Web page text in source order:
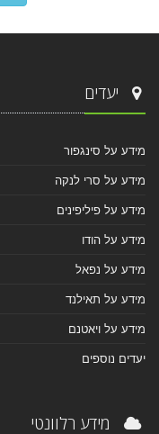
יעדים
מידע על סינגפור
מידע על סרי לנקה
מידע על פיליפינים
מידע על הודו
מידע על נפאל
מידע על תאילנד
מידע על ויאטנם
יעדים נוספים
מידע רלוונטי